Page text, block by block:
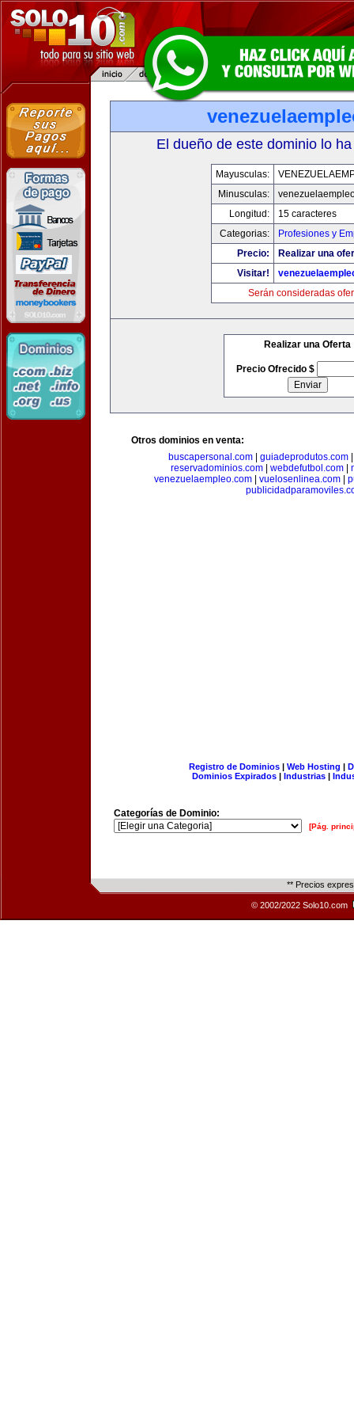
El dueño de este dominio lo
Mayusculas:
Minusculas:
Longitud:
15 caracteres
Categorias:
Profesiones y
Precio:
Realizar una
Visitar!
Serán consideradas
Realizar una Oferta
Precio Ofrecido $
Otros dominios en venta:
buscapersonal.com| guiadeprodutos.com
reservadominios.com
webdefutbol.com
venezuelaempleo.com
vuelosenlinea.com
Registro de Dominios| Web Hosting |
Dominios Expirados | Industrias |
Categorías de Dominio:
[Pág.
** Precios
© 2002/2022 Solo10.com